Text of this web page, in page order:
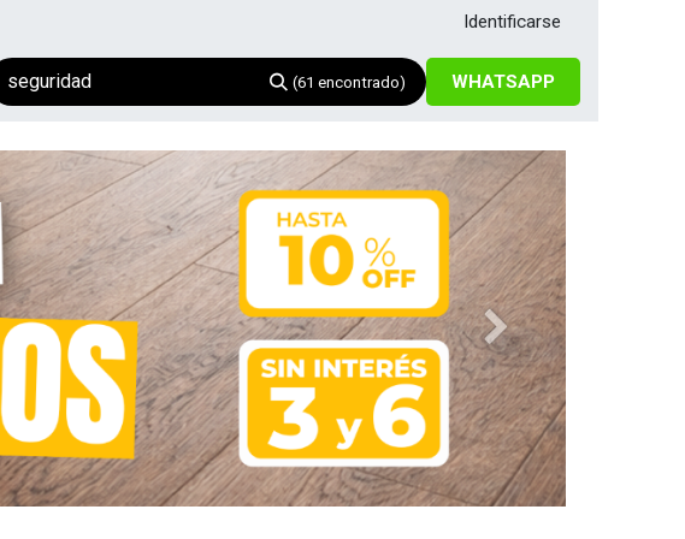
Identificarse
(61 encontrado) WHATSAPP
Siguiente